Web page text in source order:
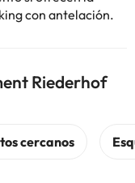
con antelación.
Riederhof